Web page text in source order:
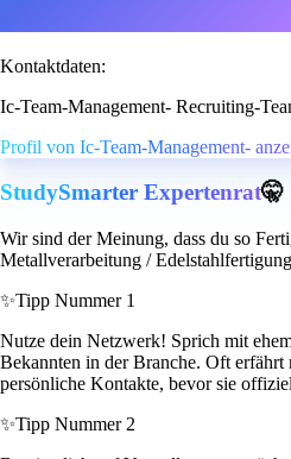
Kontaktdaten:
Ic-Team-Management- Recruiting-
Profil von Ic-Team-Management-
StudySmarter Expertenrat🤫
Wir sind der Meinung, dass du so
Metallverarbeitung /
✨Tipp Nummer 1
Nutze dein Netzwerk! Sprich mit
Bekannten in der Branche. Oft
persönliche Kontakte, bevor sie
✨Tipp Nummer 2